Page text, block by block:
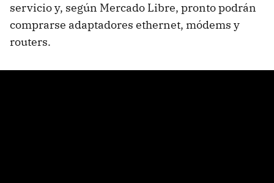
servicio y, según Mercado Libre, pronto podrán
comprarse adaptadores ethernet, módems y
routers.